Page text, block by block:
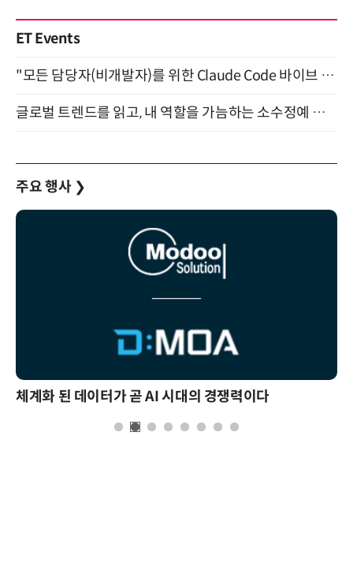
ET Events
"모든 담당자(비개발자)를 위한 Claude Code 바이브 코딩 2-day 부트캠프" 9월 16~17일 개최
글로벌 트렌드를 읽고, 내 역할을 가늠하는 소수정예 실습 워크숍 (8/28)
주요 행사 ❯
체계화 된 데이터가 곧 AI 시대의 경쟁력이다